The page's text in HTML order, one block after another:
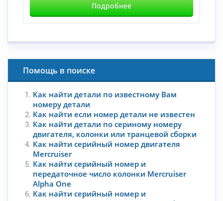
Подробнее
Помощь в поиске
Как найти детали по известному Вам
номеру детали
Как найти если номер детали не известен
Как найти детали по сериному номеру
двигателя, колонки или транцевой сборки
Как найти серийный номер двигателя
Mercruiser
Как найти серийный номер и
передаточное число колонки Mercruiser
Alpha One
Как найти серийный номер и